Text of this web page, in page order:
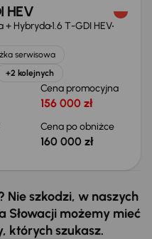
HEV
+ Hybryda1.6 T-GDI HEV
serwisowa
+2 kolejnych
Cena promocyjna
156 000 zł
Cena po obniżce
160 000 zł
Nie szkodzi, w naszych
Słowacji możemy mieć
których szukasz.